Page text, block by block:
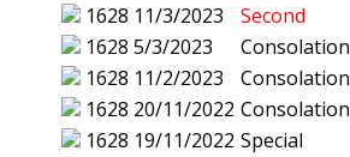
1628 11/3/2023
Second
1628 5/3/2023
Consolation
1628 11/2/2023
Consolation
1628 20/11/2022 Consolation
1628 19/11/2022 Special